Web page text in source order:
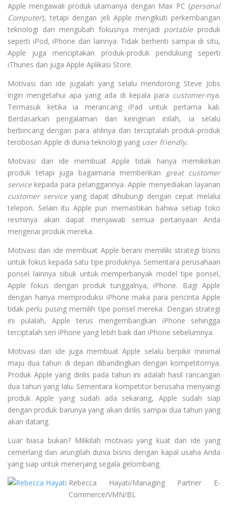
Apple mengawali produk utamanya dengan Max PC (personal
Computer), tetapi dengan jeli Apple mengikuti perkembangan
teknologi dan mengubah fokusnya menjadi portableproduk
seperti iPod, iPhone dan lainnya. Tidak berhenti sampai di situ,
Apple juga menciptakan produk-produk pendukung seperti
iThunes dan juga Apple Aplikasi Store.
Motivasi dan ide jugalah yang selalu mendorong Steve Jobs
ingin mengetahui apa yang ada di kepala para customer-nya.
Termasuk ketika ia merancang iPad untuk pertama kali.
Berdasarkan pengalaman dan keinginan inilah, ia selalu
berbincang dengan para ahlinya dan terciptalah produk-produk
terobosan Apple di dunia teknologi yang user friendly.
Motivasi dan ide membuat Apple tidak hanya memikirkan
produk tetapi juga bagaimana memberikan great customer
service kepada para pelanggannya. Apple menyediakan layanan
customer service yang dapat dihubungi dengan cepat melalui
telepon. Selain itu Apple pun memastikan bahwa setiap toko
resminya akan dapat menjawab semua pertanyaan Anda
mengenai produk mereka.
Motivasi dan ide membuat Apple berani memiliki strategi bisnis
untuk fokus kepada satu tipe produknya. Sementara perusahaan
ponsel lainnya sibuk untuk memperbanyak model tipe ponsel,
Apple fokus dengan produk tunggalnya, iPhone. Bagi Apple
dengan hanya memproduksi iPhone maka para pencinta Apple
tidak perlu pusing memilih tipe ponsel mereka. Dengan strategi
ini pulalah, Apple terus mengembangkan iPhone sehingga
terciptalah seri iPhone yang lebih baik dari iPhone sebelumnya.
Motivasi dan ide juga membuat Apple selalu berpikir minimal
maju dua tahun di depan dibandingkan dengan kompetitornya.
Produk Apple yang dirilis pada tahun ini adalah hasil rancangan
dua tahun yang lalu. Sementara kompetitor berusaha menyaingi
produk Apple yang sudah ada sekarang, Apple sudah siap
dengan produk barunya yang akan dirilis sampai dua tahun yang
akan datang.
Luar biasa bukan? Milikilah motivasi yang kuat dan ide yang
cemerlang dan arungilah dunia bisnis dengan kapal usaha Anda
yang siap untuk menerjang segala gelombang.
Rebecca Hayati/Managing Partner E-
Commerce/VMN/BL